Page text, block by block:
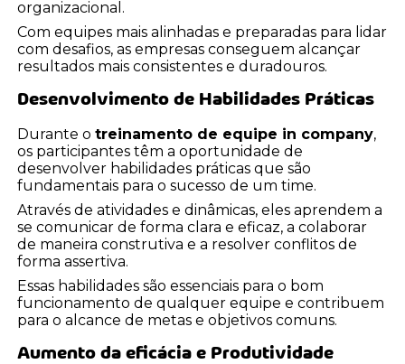
organizacional.
Com equipes mais alinhadas e preparadas para lidar
com desafios, as empresas conseguem alcançar
resultados mais consistentes e duradouros.
Desenvolvimento de Habilidades Práticas
Durante otreinamento de equipe in company,
os participantes têm a oportunidade de
desenvolver habilidades práticas que são
fundamentais para o sucesso de um time.
Através de atividades e dinâmicas, eles aprendem a
se comunicar de forma clara e eficaz, a colaborar
de maneira construtiva e a resolver conflitos de
forma assertiva.
Essas habilidades são essenciais para o bom
funcionamento de qualquer equipe e contribuem
para o alcance de metas e objetivos comuns.
Aumento da eficácia e Produtividade